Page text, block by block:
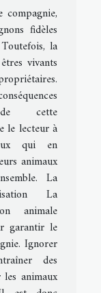
fidèles
la
vivants
de cette
le lecteur à
qui en
animaux
La
La
animale
garantir le
Ignorer
des
animaux